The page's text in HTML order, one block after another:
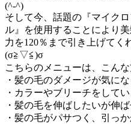
(^-^)
そして今、話題の『マイク
ル』を使用することにより
力を120％まで引き上げてく
(σ≧▽≦)σ
こちらのメニューは、こんな
・髪の毛のダメージが気にな
・カラーやブリーチをしてい
・髪の毛を伸ばしたいが伸
・髪の毛がパサつく、引っ